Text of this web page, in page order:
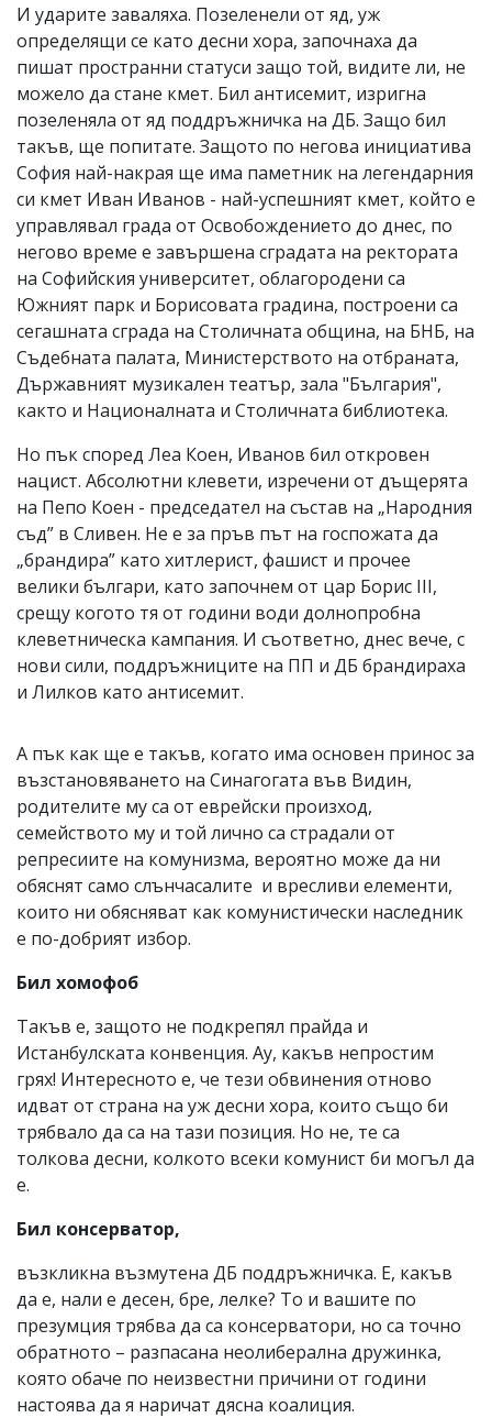
И ударите заваляха. Позеленели от яд, уж
определящи се като десни хора, започнаха да
пишат пространни статуси защо той, видите ли, не
можело да стане кмет. Бил антисемит, изригна
позеленяла от яд поддръжничка на ДБ. Защо бил
такъв, ще попитате. Защото по негова инициатива
София най-накрая ще има паметник на легендарния
си кмет Иван Иванов - най-успешният кмет, който е
управлявал града от Освобождението до днес, по
негово време е завършена сградата на ректората
на Софийския университет, облагородени са
Южният парк и Борисовата градина, построени са
сегашната сграда на Столичната община, на БНБ, на
Съдебната палата, Министерството на отбраната,
Държавният музикален театър, зала "България",
както и Националната и Столичната библиотека.
Но пък според Леа Коен, Иванов бил откровен
нацист. Абсолютни клевети, изречени от дъщерята
на Пепо Коен - председател на състав на „Народния
съд” в Сливен. Не е за пръв път на госпожата да
„брандира” като хитлерист, фашист и прочее
велики българи, като започнем от цар Борис III,
срещу когото тя от години води долнопробна
клеветническа кампания. И съответно, днес вече, с
нови сили, поддръжниците на ПП и ДБ брандираха
и Лилков като антисемит.
А пък как ще е такъв, когато има основен принос за
възстановяването на Синагогата във Видин,
родителите му са от еврейски произход,
семейството му и той лично са страдали от
репресиите на комунизма, вероятно може да ни
обяснят само слънчасалите и вресливи елементи,
които ни обясняват как комунистически наследник
е по-добрият избор.
Бил хомофоб
Такъв е, защото не подкрепял прайда и
Истанбулската конвенция. Ау, какъв непростим
грях! Интересното е, че тези обвинения отново
идват от страна на уж десни хора, които също би
трябвало да са на тази позиция. Но не, те са
толкова десни, колкото всеки комунист би могъл да
е.
Бил консерватор,
възкликна възмутена ДБ поддръжничка. Е, какъв
да е, нали е десен, бре, лелке? То и вашите по
презумция трябва да са консерватори, но са точно
обратното – разпасана неолиберална дружинка,
която обаче по неизвестни причини от години
настоява да я наричат дясна коалиция.